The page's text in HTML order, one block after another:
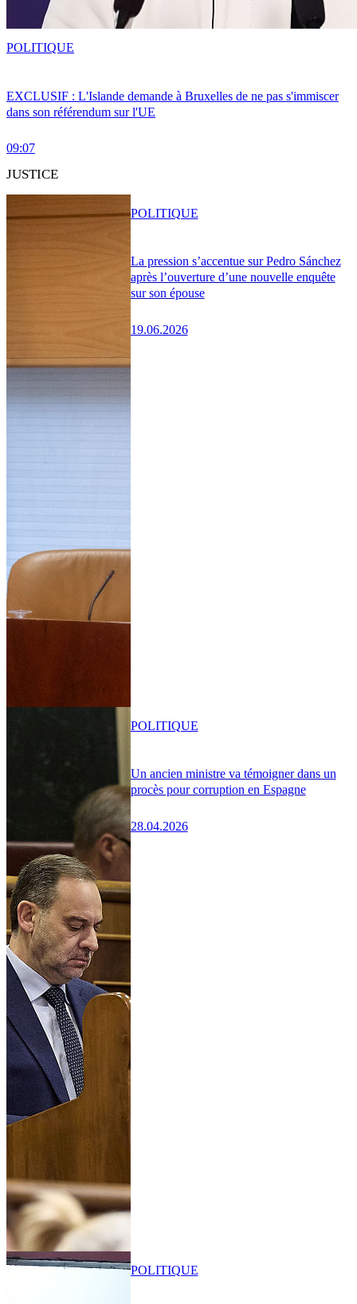
EXCLUSIF : L'Islande demande à Bruxelles de ne pas s'immiscer
dans son référendum sur l'UE
09:07
POLITIQUE
JUSTICE
La pression s’accentue sur Pedro Sánchez
après l’ouverture d’une nouvelle enquête
sur son épouse
19.06.2026
POLITIQUE
Un ancien ministre va témoigner dans un
procès pour corruption en Espagne
28.04.2026
POLITIQUE
POLITIQUE